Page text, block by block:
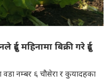
महिनामा बिक्री गरे दुई
वडा नम्बर ६ चौसेरा र कुयादहका